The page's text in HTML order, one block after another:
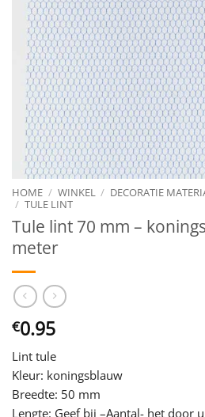
HOME / WINKEL / DECORATIE
/ TULE LINT
Tule lint 70 mm –
meter
€0.95
Lint tule
Kleur: koningsblauw
Breedte: 50 mm
Lengte: Geef bij –Aantal- het door